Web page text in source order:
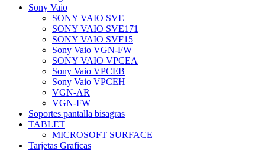
Sony Vaio
SONY VAIO SVE
SONY VAIO SVE171
SONY VAIO SVF15
Sony Vaio VGN-FW
SONY VAIO VPCEA
Sony Vaio VPCEB
Sony Vaio VPCEH
VGN-AR
VGN-FW
Soportes pantalla bisagras
TABLET
MICROSOFT SURFACE
Tarjetas Graficas